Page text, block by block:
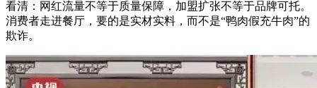
看清：网红流量不等于质量保障，加盟扩张不等于品牌可托。
消费者走进餐厅，要的是实材实料，而不是“鸭肉假充牛肉”的
欺诈。